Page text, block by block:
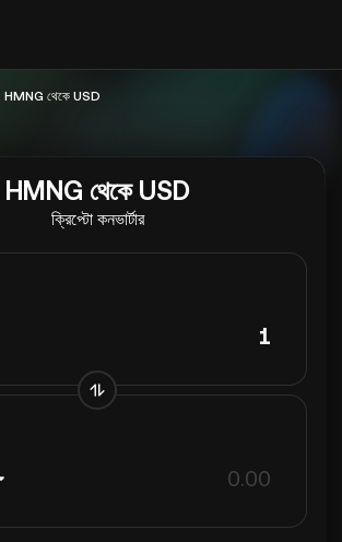
HMNG থেকে USD
HMNG থেকে USD
ক্রিপ্টো কনভার্টার